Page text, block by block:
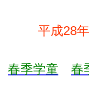
平成28
春季学童 春